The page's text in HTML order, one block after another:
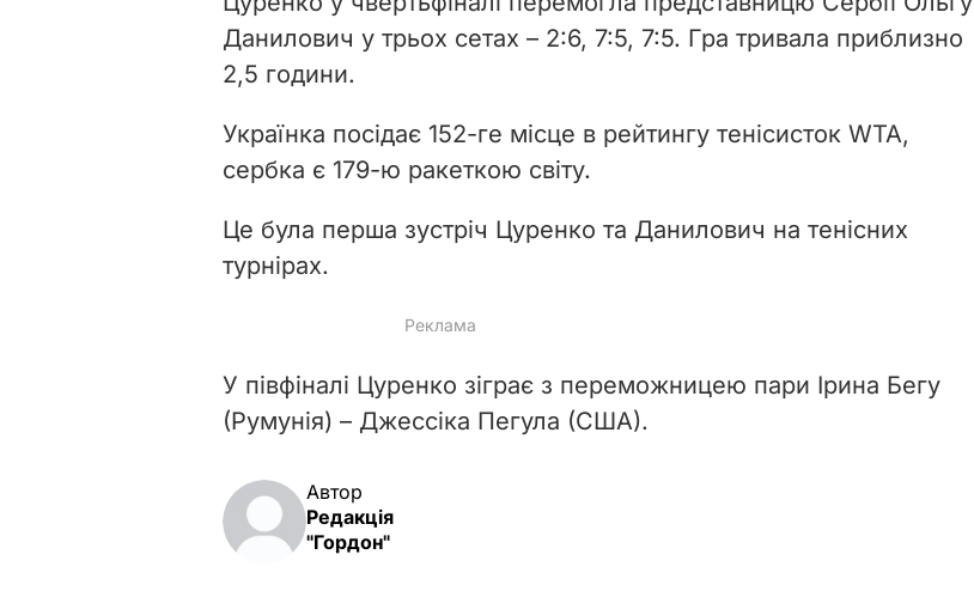
i
e
Данилович у трьох сетах – 2:6, 7:5, 7:5. Гра тривала приблизно
2,5 години.
Українка посідає 152-ге місце в рейтингу тенісисток WTA,
сербка є 179-ю ракеткою світу.
Це була перша зустріч Цуренко та Данилович на тенісних
турнірах.
У півфіналі Цуренко зіграє з переможницею пари Ірина Бегу
(Румунія) – Джессіка Пегула (США).
Автор
Редакція
"Гордон"